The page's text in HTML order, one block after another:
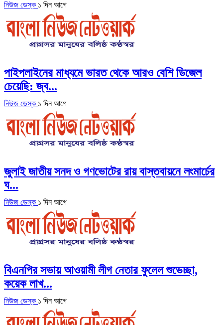
নিউজ ডেস্ক ১ দিন আগে
পাইপলাইনের মাধ্যমে ভারত থেকে আরও বেশি ডিজেল
চেয়েছি: জ্ব...
নিউজ ডেস্ক ১ দিন আগে
জুলাই জাতীয় সনদ ও গণভোটের রায় বাস্তবায়নে লংমার্চের
ঘ...
নিউজ ডেস্ক ১ দিন আগে
বিএনপির সভায় আওয়ামী লীগ নেতার ফুলেল শুভেচ্ছা,
কয়েক লাখ...
নিউজ ডেস্ক ১ দিন আগে